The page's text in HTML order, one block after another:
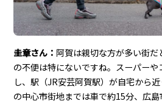
圭章さん： 阿賀は親切な方が多い街
の不便は特にないですね。スーパーや
し、駅（JR安芸阿賀駅）が自宅から
の中心市街地までは車で約15分、広